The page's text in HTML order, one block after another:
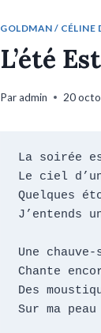
GOLDMAN / CÉLINE
L’été
Paradmin 20
La soirée
Le ciel
Quelques
J’entends
Une
Chante
Des
Sur ma